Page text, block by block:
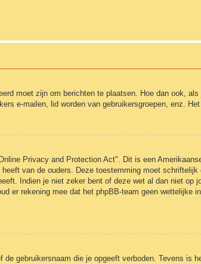
moet zijn om berichten te plaatsen. Hoe dan ook,
e-mailen, lid worden van gebruikersgroepen, enz.
Privacy and Protection Act". Dit is een
van de ouders. Deze toestemming moet
Indien je niet zeker bent of deze wet al dan niet
er rekening mee dat het phpBB-team geen
de gebruikersnaam die je opgeeft verboden. Tevens